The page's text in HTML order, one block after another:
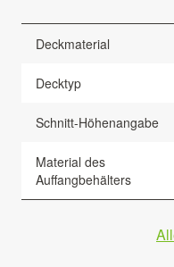
Deckmaterial
Decktyp
Schnitt-Höhenangabe
Material des
Auffangbehälters